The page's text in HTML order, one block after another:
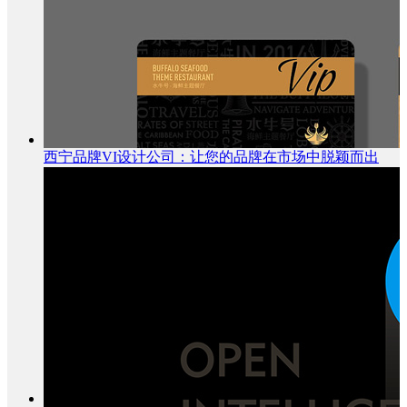
西宁品牌VI设计公司：让您的品牌在市场中脱颖而出